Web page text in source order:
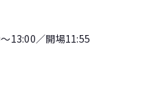
13:00／開場11:55